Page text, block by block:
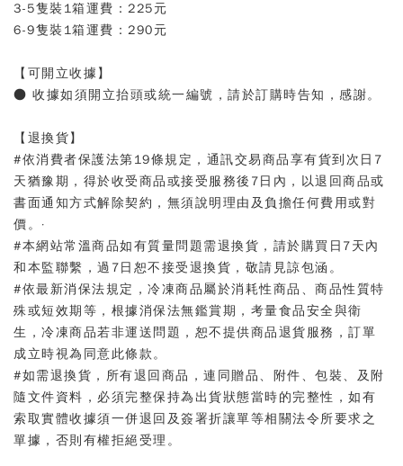
3-5隻裝1箱運費：225元
6-9隻裝1箱運費：290元
【可開立收據】
● 收據如須開立抬頭或統一編號，請於訂購時告知，感謝。
【退換貨】
#依消費者保護法第19條規定，通訊交易商品享有貨到次日7
天猶豫期，得於收受商品或接受服務後7日內，以退回商品或
書面通知方式解除契約，無須說明理由及負擔任何費用或對
價。·
#本網站常溫商品如有質量問題需退換貨，請於購買日7天內
和本監聯繫，過7日恕不接受退換貨，敬請見諒包涵。
#依最新消保法規定，冷凍商品屬於消耗性商品、商品性質特
殊或短效期等，根據消保法無鑑賞期，考量食品安全與衛
生，冷凍商品若非運送問題，恕不提供商品退貨服務，訂單
成立時視為同意此條款。
#如需退換貨，所有退回商品，連同贈品、附件、包裝、及附
隨文件資料，必須完整保持為出貨狀態當時的完整性，如有
索取實體收據須一併退回及簽署折讓單等相關法令所要求之
單據，否則有權拒絕受理。